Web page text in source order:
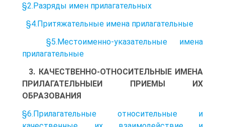
§2.Разряды имен прилагательных
§4.Притяжательные имена прилагательные
§5.Местоименно-указательные имена
прилагательные
3. КАЧЕСТВЕННО-ОТНОСИТЕЛЬНЫЕ ИМЕНА
ПРИЛАГАТЕЛЬНЫЕИ ПРИЕМЫ ИХ
ОБРАЗОВАНИЯ
§6.Прилагательные относительные и